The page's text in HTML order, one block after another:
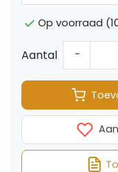
Op voorraad
Aantal -